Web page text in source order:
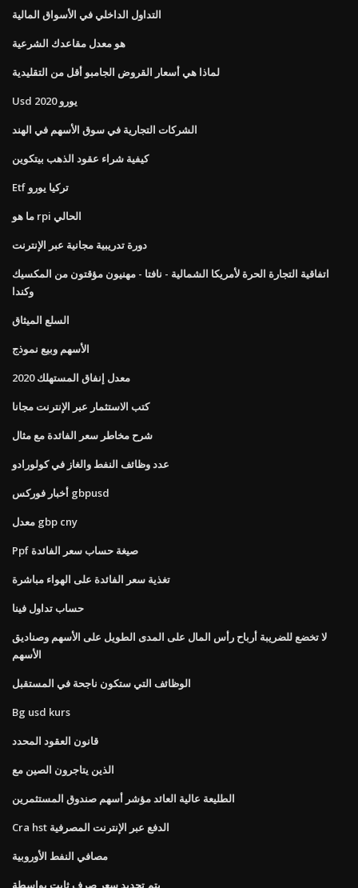
التداول الداخلي في الأسواق المالية
هو معدل مقاعدك الشرعية
لماذا هي أسعار القروض الجامبو أقل من التقليدية
Usd يورو 2020
الشركات التجارية في سوق الأسهم في الهند
كيفية شراء عقود الذهب بيتكوين
Etf تركيا يورو
ما هو rpi الحالي
دورة تدريبية مجانية عبر الإنترنت
اتفاقية التجارة الحرة لأمريكا الشمالية - نافتا - مهنيون مؤقتون من المكسيك
وكندا
السلع الميثاق
الأسهم وبيع نموذج
معدل إنفاق المستهلك 2020
كتب الاستثمار عبر الإنترنت مجانا
شرح مخاطر سعر الفائدة مع مثال
عدد وظائف النفط والغاز في كولورادو
أخبار فوركس gbpusd
معدل gbp cny
Ppf صيغة حساب سعر الفائدة
تغذية سعر الفائدة على الهواء مباشرة
حساب تداول فينا
لا تخضع للضريبة أرباح رأس المال على المدى الطويل على الأسهم وصناديق
الأسهم
الوظائف التي ستكون ناجحة في المستقبل
Bg usd kurs
قانون العقود المحدد
الذين يتاجرون الصين مع
الطليعة عالية العائد مؤشر أسهم صندوق المستثمرين
Cra hst الدفع عبر الإنترنت المصرفية
مصافي النفط الأوروبية
يتم تحديد سعر صرف ثابت بواسطة